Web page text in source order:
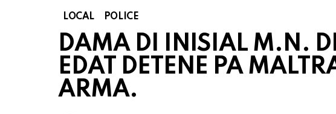
LOCAL POLICE
DAMA DI INISIAL M.N.
EDAT DETENE PA
ARMA.